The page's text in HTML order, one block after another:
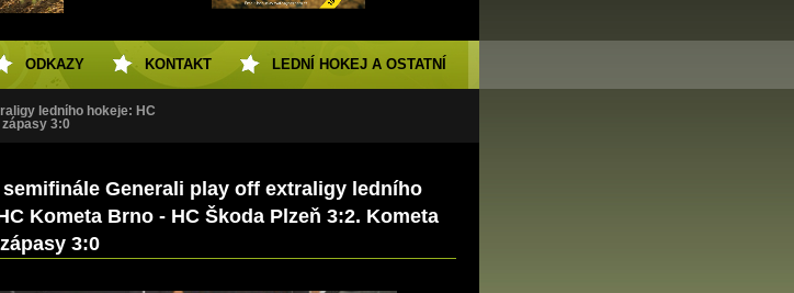
ledního hokeje: HC
3:0
semifinále Generali play off extraligy ledního
Kometa Brno - HC Škoda Plzeň 3:2. Kometa
3:0
ODKAZY KONTAKT LEDNÍ HOKEJ A OSTATNÍ